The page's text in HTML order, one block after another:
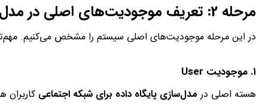
مرحله 2: تعریف موجودیت‌های اصلی در مدل‌سازی پایگاه داده برای شبکه اجتماعی
در این مرحله موجودیت‌های اصلی سیستم را مشخص می‌کنیم.
۱. موجودیت User
هسته اصلی در مدل‌سازی پایگاه داده برای شبکه اجتماعی کاربران